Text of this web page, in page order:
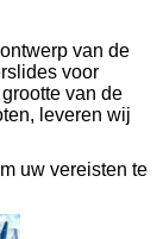
van de
voor
van de
leveren wij
uw vereisten te